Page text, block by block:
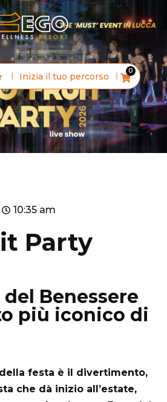
Inizia il tuo percorso 0
10:35 am
Party
del Benessere
più iconico di
della festa è il divertimento,
che dà inizio all’estate,